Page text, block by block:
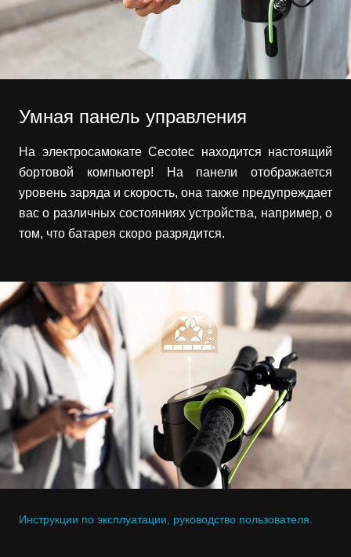
Умная панель управления
На электросамокате Cecotec находится настоящий
бортовой компьютер! На панели отображается
уровень заряда и скорость, она также предупреждает
вас о различных состояниях устройства, например, о
том, что батарея скоро разрядится.
Инструкции по эксплуатации, руководство пользователя.